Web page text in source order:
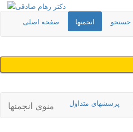
صفحه اصلی انجمنها جستجو
منوی انجمنها پرسشهای متداول